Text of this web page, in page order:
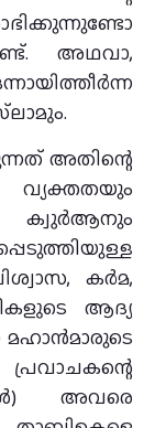
അഥവാ,
അതിന്റെ
ക്വുര്‍ആനും
കര്‍മ,
ആദ്യ
മഹാന്‍മാരുടെ
അവരെ